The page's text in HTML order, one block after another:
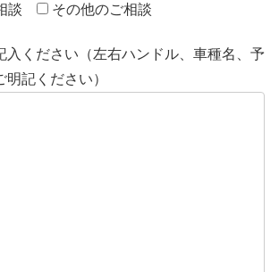
談
その他のご相談
入ください（左右ハンドル、車種名、予
記ください）